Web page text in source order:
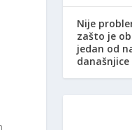
Nije
zašto je
jedan od
današnjice